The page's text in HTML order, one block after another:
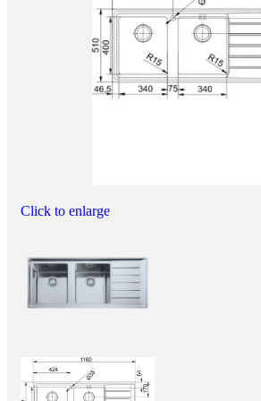
Click to enlarge